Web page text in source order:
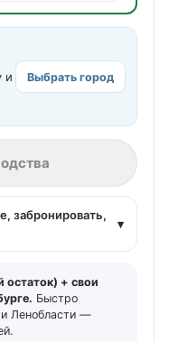
и
Выбрать город
забронировать,
▾
остаток) + свои
Быстро
Ленобласти —